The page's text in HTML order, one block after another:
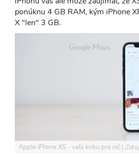
ponúknu 4 GB RAM, kým iPhone
X "len" 3 GB.
Apple iPhone XS - veľa kriku pre nič